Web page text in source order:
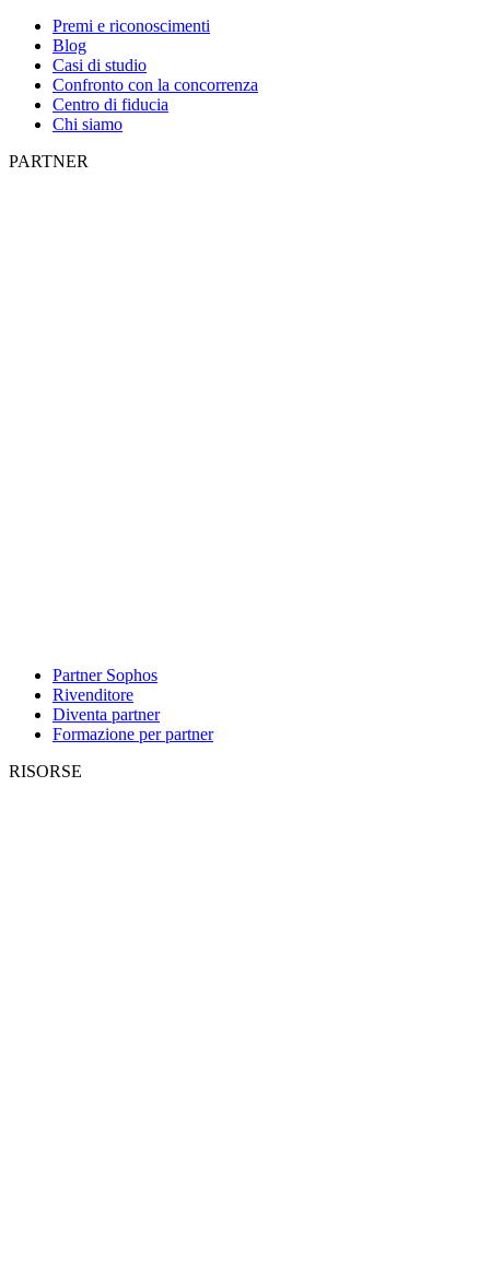
Premi e riconoscimenti
Blog
Casi di studio
Confronto con la concorrenza
Centro di fiducia
Chi siamo
PARTNER
Partner Sophos
Rivenditore
Diventa partner
Formazione per partner
RISORSE